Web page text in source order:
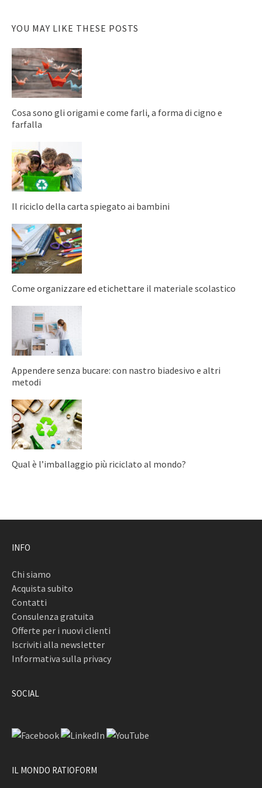
YOU MAY LIKE THESE POSTS
Cosa sono gli origami e come farli, a forma di cigno e
farfalla
Il riciclo della carta spiegato ai bambini
Come organizzare ed etichettare il materiale scolastico
Appendere senza bucare: con nastro biadesivo e altri
metodi
Qual è l’imballaggio più riciclato al mondo?
INFO
Chi siamo
Acquista subito
Contatti
Consulenza gratuita
Offerte per i nuovi clienti
Iscriviti alla newsletter
Informativa sulla privacy
SOCIAL
IL MONDO RATIOFORM